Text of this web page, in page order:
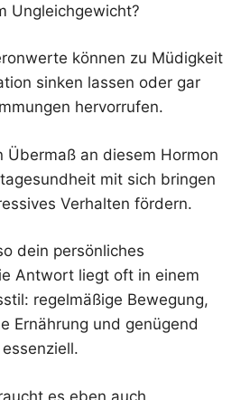
Ungleichgewicht?
können zu Müdigkeit
sinken lassen oder gar
hervorrufen.
Übermaß an diesem Hormon
mit sich bringen
Verhalten fördern.
dein persönliches
Antwort liegt oft in einem
regelmäßige Bewegung,
Ernährung und genügend
es eben auch